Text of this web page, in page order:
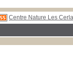
Centre Nature Les